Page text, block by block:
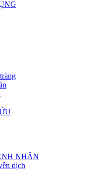
NHÂN
dịch